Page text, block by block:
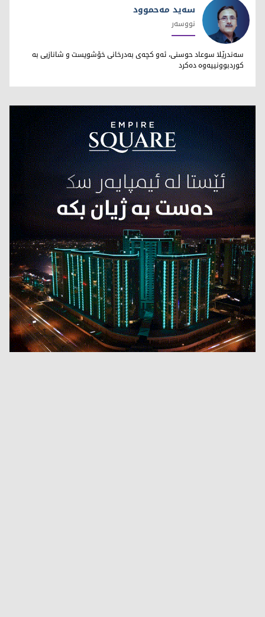
سەيد مەحموود
سەيد مەحموود
نووسەر
سەندرێلا سوعاد حوسنی، ئه‌و كچه‌ی به‌درخانی خۆشویست و شانازیی به‌
كوردبوونییه‌وه‌ ده‌كرد